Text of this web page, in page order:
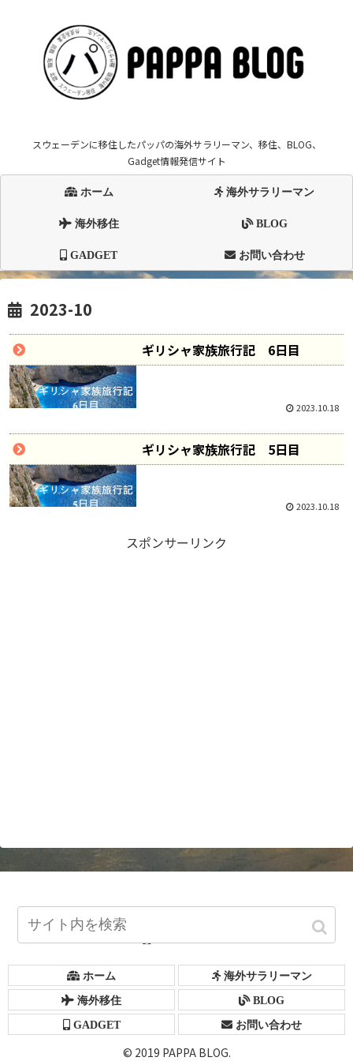
スウェーデンに移住したパッパの海外サラリーマン、移住、BLOG、
Gadget情報発信サイト
ホーム 海外サラリーマン
海外移住 BLOG
GADGET お問い合わせ
2023-10
休暇 ギリシャ家族旅行記 6日目
2023.10.18
休暇 ギリシャ家族旅行記 5日目
2023.10.18
スポンサーリンク
ホーム 海外サラリーマン
海外移住 BLOG
GADGET お問い合わせ
© 2019 PAPPA BLOG.